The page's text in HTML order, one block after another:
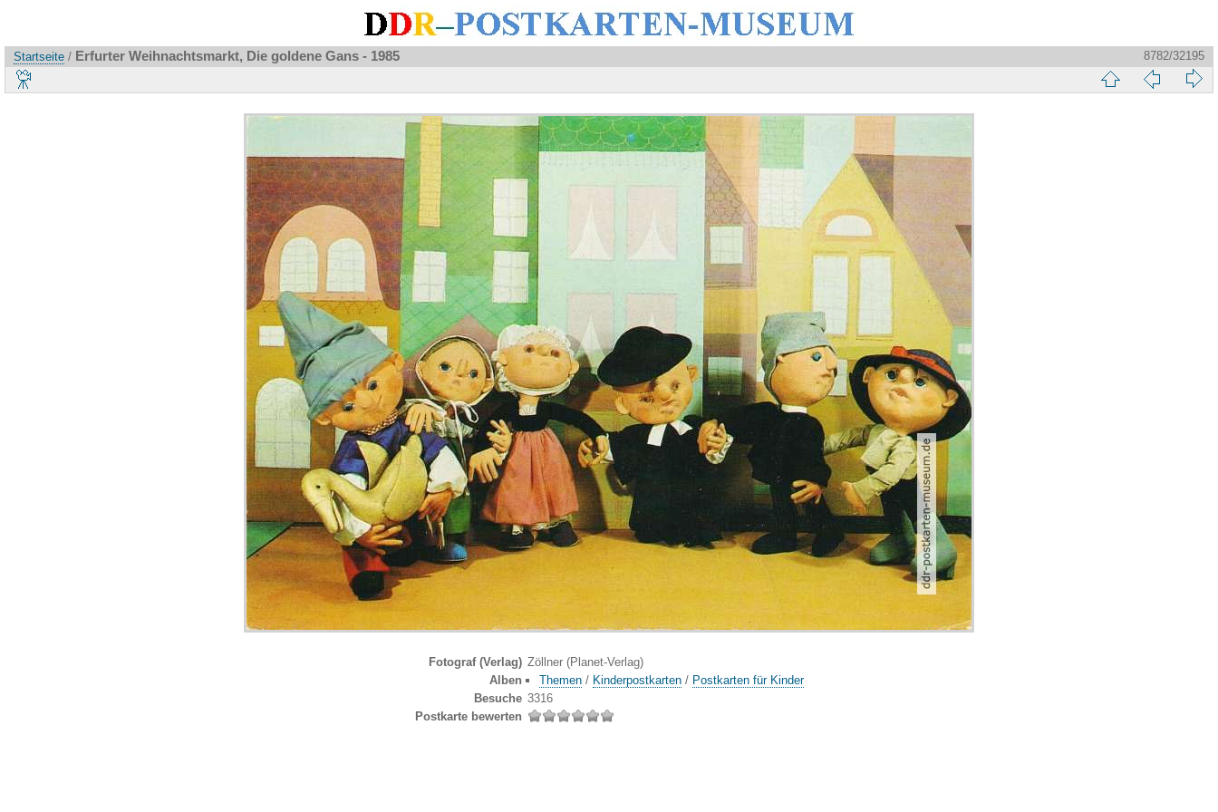
Startseite / Erfurter Weihnachtsmarkt, Die goldene Gans - 1985 8782/32195
Fotograf (Verlag) Zöllner (Planet-Verlag)
Alben
Themen/ Kinderpostkarten/ Postkarten für Kinder
Besuche 3316
Postkarte bewerten